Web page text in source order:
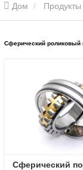
Дом Продукты
Сферический роликовый
Сферический